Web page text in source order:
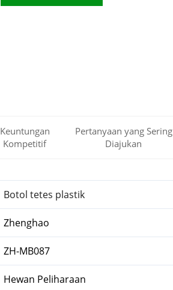
Keuntungan
Kompetitif
Pertanyaan yang Sering
Diajukan
Botol tetes plastik
Zhenghao
ZH-MB087
Hewan Peliharaan